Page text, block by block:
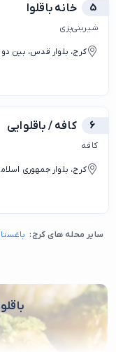
5 خانه باقلوا
شیرینی‌پزی
کرج، بلوار قدس، بین
6 کافه / باقلوایی
کافه
کرج، بلوار جمهوری
سایر محله های کرج: